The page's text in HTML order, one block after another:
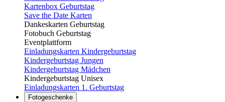
Kartenbox Geburtstag
Save the Date Karten
Dankeskarten Geburtstag
Fotobuch Geburtstag
Eventplattform
Einladungskarten Kindergeburtstag
Kindergeburtstag Jungen
Kindergeburtstag Mädchen
Kindergeburtstag Unisex
Einladungskarten 1. Geburtstag
Fotogeschenke